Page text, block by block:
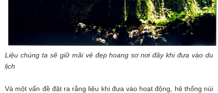
Liệu chúng ta sẽ giữ mãi vẻ đẹp hoang sơ nơi đây khi đưa vào du
lịch
Và một vấn đề đặt ra rằng liệu khi đưa vào hoạt động, hệ thống núi